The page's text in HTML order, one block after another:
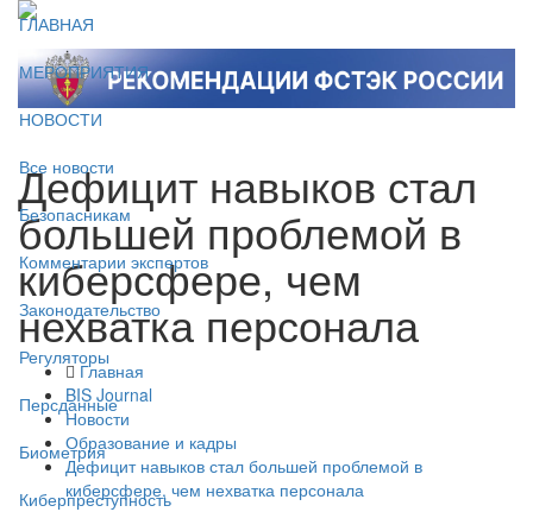
ГЛАВНАЯ
МЕРОПРИЯТИЯ
НОВОСТИ
Все новости
Безопасникам
Комментарии экспертов
Законодательство
Регуляторы
Персданные
Биометрия
Киберпреступность
Дефицит навыков стал
большей проблемой в
киберсфере, чем
нехватка персонала
Главная
BIS Journal
Новости
Образование и кадры
Дефицит навыков стал большей проблемой в
киберсфере, чем нехватка персонала